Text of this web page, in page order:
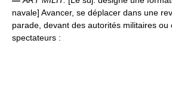
navale] Avancer, se déplacer dans une
parade, devant des autorités militaires ou
spectateurs :